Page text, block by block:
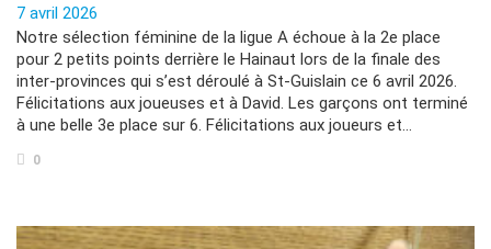
7 avril 2026
Notre sélection féminine de la ligue A échoue à la 2e place
pour 2 petits points derrière le Hainaut lors de la finale des
inter-provinces qui s’est déroulé à St-Guislain ce 6 avril 2026.
Félicitations aux joueuses et à David. Les garçons ont terminé
à une belle 3e place sur 6. Félicitations aux joueurs et…
0